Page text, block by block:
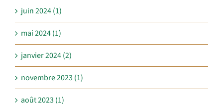
juin 2024 (1)
mai 2024 (1)
janvier 2024 (2)
novembre 2023 (1)
août 2023 (1)